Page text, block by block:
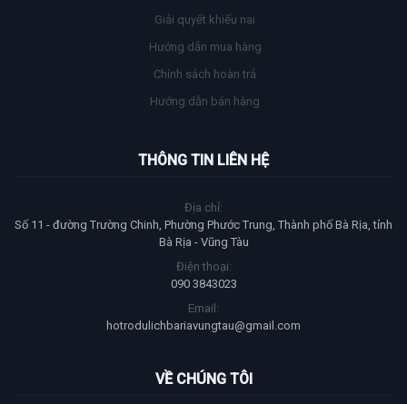
Giải quyết khiếu nai
Hướng dẫn mua hàng
Chính sách hoàn trả
Hướng dẫn bán hàng
THÔNG TIN LIÊN HỆ
Địa chỉ:
Số 11 - đường Trường Chinh, Phường Phước Trung, Thành phố Bà Rịa, tỉnh
Bà Rịa - Vũng Tàu
Điện thoại:
090 3843023
Email:
hotrodulichbariavungtau@gmail.com
VỀ CHÚNG TÔI